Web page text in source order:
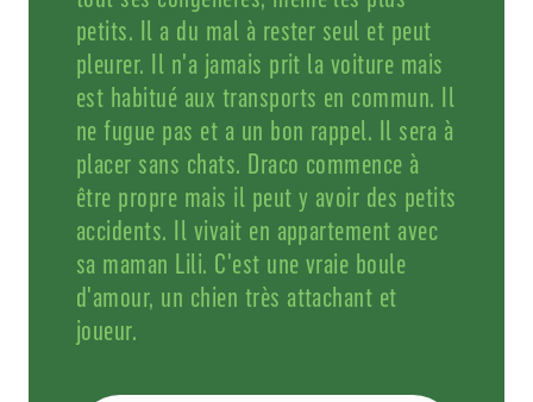
petits. Il a du mal à rester seul et peut
pleurer. Il n'a jamais prit la voiture mais
est habitué aux transports en commun. Il
ne fugue pas et a un bon rappel. Il sera à
placer sans chats. Draco commence à
être propre mais il peut y avoir des petits
accidents. Il vivait en appartement avec
sa maman Lili. C'est une vraie boule
d'amour, un chien très attachant et
joueur.